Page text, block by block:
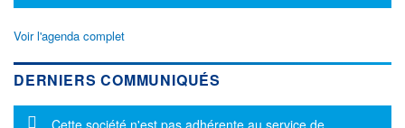
Voir l'agenda complet
DERNIERS COMMUNIQUÉS
Message d'information
Cette société n'est pas adhérente au service de